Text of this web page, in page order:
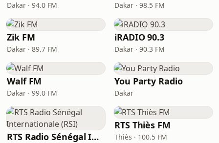
Dakar · 94.0 FM Dakar · 98.5 FM
Zik FM
Dakar · 89.7 FM
iRADIO 90.3
Dakar · 90.3 FM
Walf FM
Dakar · 99.0 FM
You Party Radio
Dakar
RTS Radio Sénégal Internationale (RSI)
RTS Thiès FM
Thiès · 100.5 FM